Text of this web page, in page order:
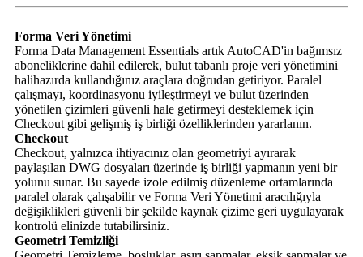
Forma Veri Yönetimi
Forma Data Management Essentials artık AutoCAD'in bağımsız
aboneliklerine dahil edilerek, bulut tabanlı proje veri yönetimini
halihazırda kullandığınız araçlara doğrudan getiriyor. Paralel
çalışmayı, koordinasyonu iyileştirmeyi ve bulut üzerinden
yönetilen çizimleri güvenli hale getirmeyi desteklemek için
Checkout gibi gelişmiş iş birliği özelliklerinden yararlanın.
Checkout
Checkout, yalnızca ihtiyacınız olan geometriyi ayırarak
paylaşılan DWG dosyaları üzerinde iş birliği yapmanın yeni bir
yolunu sunar. Bu sayede izole edilmiş düzenleme ortamlarında
paralel olarak çalışabilir ve Forma Veri Yönetimi aracılığıyla
değişiklikleri güvenli bir şekilde kaynak çizime geri uygulayarak
kontrolü elinizde tutabilirsiniz.
Geometri Temizliği